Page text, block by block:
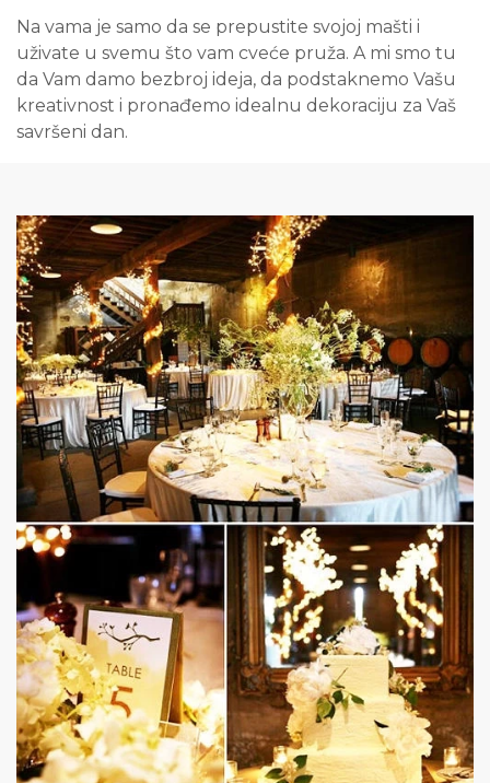
Na vama je samo da se prepustite svojoj mašti i
uživate u svemu što vam cveće pruža. A mi smo tu
da Vam damo bezbroj ideja, da podstaknemo Vašu
kreativnost i pronađemo idealnu dekoraciju za Vaš
savršeni dan.